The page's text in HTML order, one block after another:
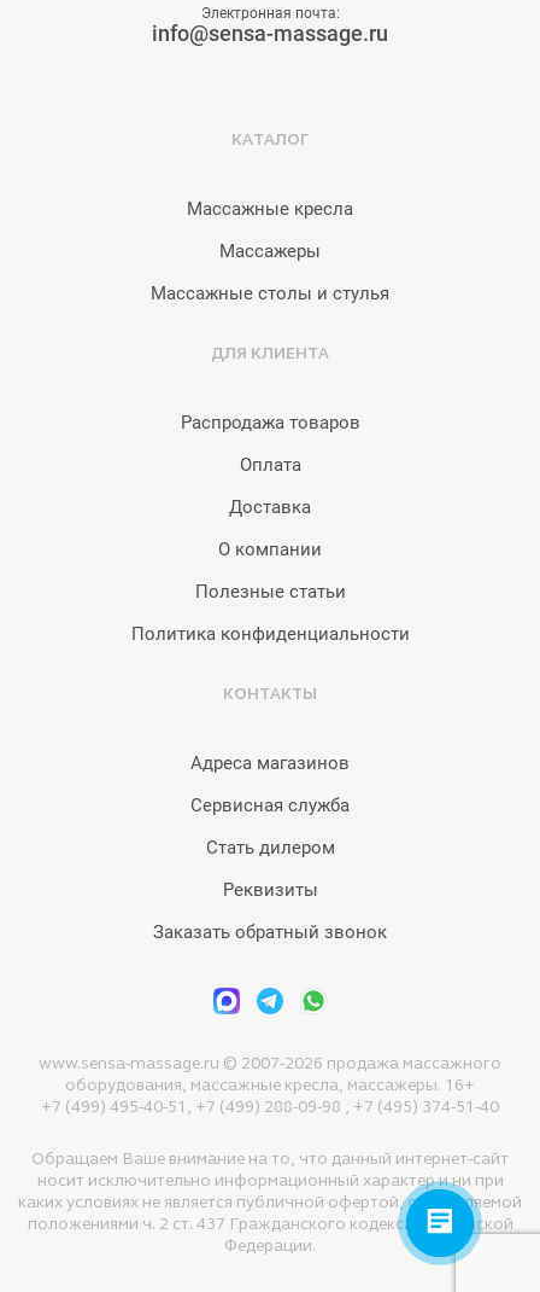
Электронная почта:
info@sensa-massage.ru
КАТАЛОГ
Массажные кресла
Массажеры
Массажные столы и стулья
ДЛЯ КЛИЕНТА
Распродажа товаров
Оплата
Доставка
О компании
Полезные статьи
Политика конфиденциальности
КОНТАКТЫ
Адреса магазинов
Сервисная служба
Стать дилером
Реквизиты
Заказать обратный звонок
www.sensa-massage.ru © 2007-2026 продажа массажного
оборудования, массажные кресла, массажеры. 16+
+7 (499) 495-40-51, +7 (499) 288-09-98 , +7 (495) 374-51-40
Обращаем Ваше внимание на то, что данный интернет-сайт
носит исключительно информационный характер и ни при
каких условиях не является публичной офертой, определяемой
положениями ч. 2 ст. 437 Гражданского кодекса Российской
Федерации.